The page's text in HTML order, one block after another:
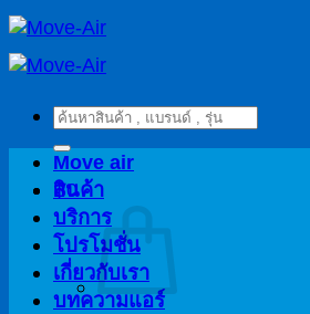
ข้าม
ไป
เนื้อหาค้นหา:
฿0
Move air
สินค้า
บริการ
โปรโมชั่น
เกี่ยวกับเรา
บทความแอร์